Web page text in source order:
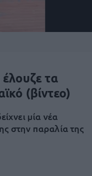
τα
(βίντεο)
μία νέα
στην παραλία της